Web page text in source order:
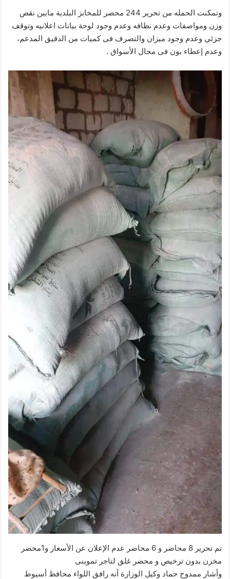
وتمكنت الحمله من تحرير 244 محضر للمخابز البلدية مابين نقص
وزن ومواصفات وعدم نظافه وعدم وجود لوحة بيانات اعلانيه وتوقف
جزئي وعدم وجود ميزان والتصرف فى كميات من الدقيق المدعم،
وعدم إعطاء بون فى مجال الأسواق .
تم تحرير 8 محاضر و 6 محاضر عدم الإعلان عن الأسعار و1محضر
مخزن بدون ترخيص و محضر غلق لتاجر تموينى
وأشار ممدوح حماد وكيل الوزارة أنه رافق اللواء محافظ أسيوط